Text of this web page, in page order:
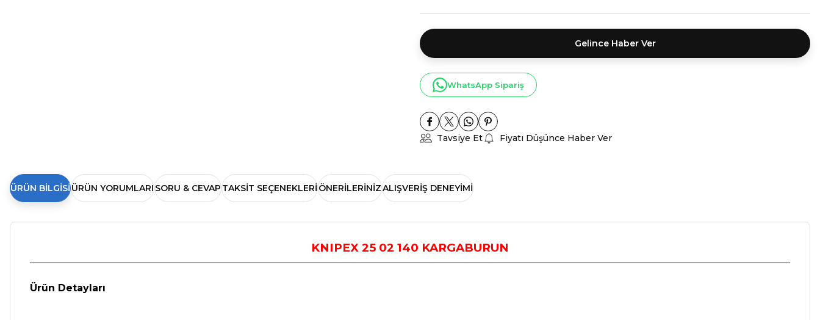
Gelince Haber Ver
WhatsApp Sipariş
Tavsiye Et Fiyatı Düşünce Haber Ver
ÜRÜN BILGISI ÜRÜN YORUMLARISORU & CEVAPTAKSIT SEÇENEKLERIÖNERILERINIZALIŞVERIŞ DENEYIMI
KNIPEX 25 02 140 KARGABURUN
Ürün Detayları